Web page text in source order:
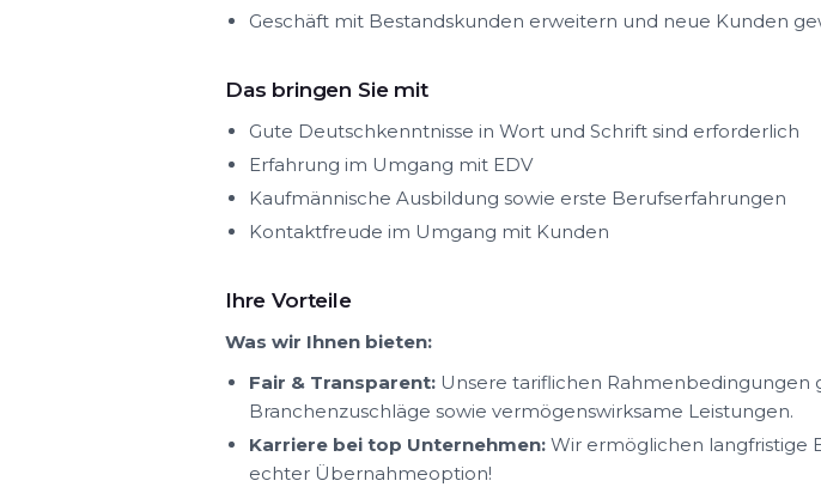
Geschäft mit Bestandskunden erweitern und neue Kunden
Das bringen Sie mit
Gute Deutschkenntnisse in Wort und Schrift sind erforderlich
Erfahrung im Umgang mit EDV
Kaufmännische Ausbildung sowie erste Berufserfahrungen
Kontaktfreude im Umgang mit Kunden
Ihre Vorteile
Was wir Ihnen bieten:
Fair & Transparent: Unsere tariflichen Rahmenbedingungen
Branchenzuschläge sowie vermögenswirksame Leistungen.
Karriere bei top Unternehmen: Wir ermöglichen langfristige
echter Übernahmeoption!